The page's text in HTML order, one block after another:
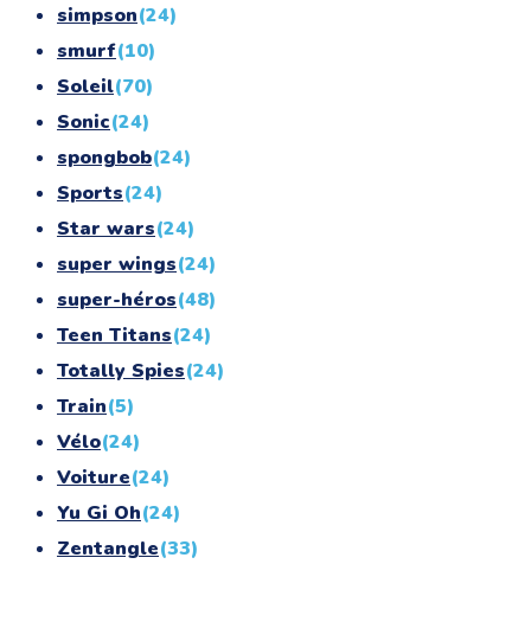
simpson(24)
smurf(10)
Soleil(70)
Sonic(24)
spongbob(24)
Sports(24)
Star wars(24)
super wings(24)
super-héros(48)
Teen Titans(24)
Totally Spies(24)
Train(5)
Vélo(24)
Voiture(24)
Yu Gi Oh(24)
Zentangle(33)